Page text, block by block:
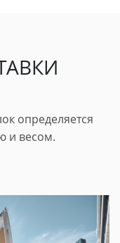
определяется
и весом.